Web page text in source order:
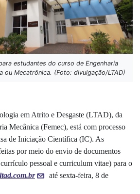
estudantes do curso de Engenharia
ou Mecatrônica. (Foto: divulgação/LTAD)
em Atrito e Desgaste (LTAD), da
Mecânica (Femec), está com processo
de Iniciação Científica (IC). As
por meio do envio de documentos
pessoal e curriculum vitae) para o
até sexta-feira, 8 de